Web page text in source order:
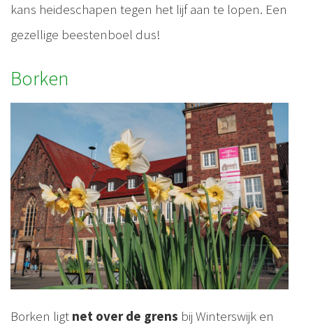
kans heideschapen tegen het lijf aan te lopen. Een
gezellige beestenboel dus!
Borken
Borken ligt net over de grens bij Winterswijk en